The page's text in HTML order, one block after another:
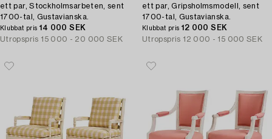
ett par, Stockholmsarbeten, sent
1700-tal, Gustavianska.
Klubbat pris 14 000 SEK
Utropspris 15 000 - 20 000 SEK
ett par, Gripsholmsmodell, sent
1700-tal, Gustavianska.
Klubbat pris 12 000 SEK
Utropspris 12 000 - 15 000 SEK